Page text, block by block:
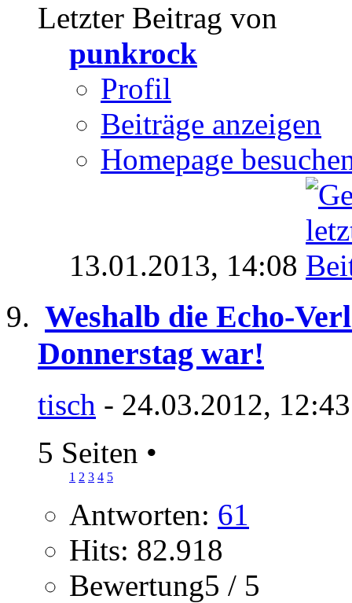
Letzter Beitrag von
punkrock
Profil
Beiträge anzeigen
Homepage
13.01.2013, 14:08
Weshalb die Echo-
Donnerstag war!
tisch - 24.03.2012,
5 Seiten •
1 2 3 4 5
Antworten: 61
Hits: 82.918
Bewertung5 / 5